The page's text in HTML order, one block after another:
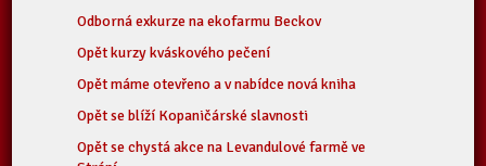
Odborná exkurze na ekofarmu Beckov
Opět kurzy kváskového pečení
Opět máme otevřeno a v nabídce nová kniha
Opět se blíží Kopaničárské slavnosti
Opět se chystá akce na Levandulové farmě ve